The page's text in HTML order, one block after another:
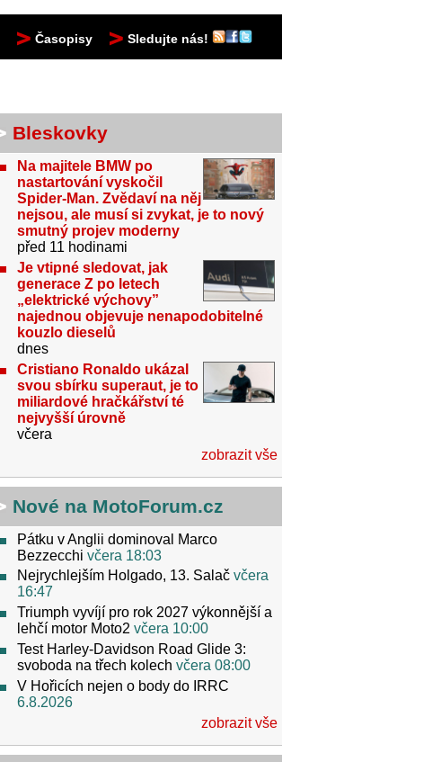
Časopisy Sledujte nás!
Bleskovky
Na majitele BMW po
nastartování vyskočil
Spider-Man. Zvědaví na něj
nejsou, ale musí si zvykat, je to nový
smutný projev moderny
před 11 hodinami
Je vtipné sledovat, jak
generace Z po letech
„elektrické výchovy”
najednou objevuje nenapodobitelné
kouzlo dieselů
dnes
Cristiano Ronaldo ukázal
svou sbírku superaut, je to
miliardové hračkářství té
nejvyšší úrovně
včera
zobrazit vše
Nové na MotoForum.cz
Pátku v Anglii dominoval Marco
Bezzecchi včera 18:03
Nejrychlejším Holgado, 13. Salač včera
16:47
Triumph vyvíjí pro rok 2027 výkonnější a
lehčí motor Moto2 včera 10:00
Test Harley-Davidson Road Glide 3:
svoboda na třech kolech včera 08:00
V Hořicích nejen o body do IRRC
6.8.2026
zobrazit vše